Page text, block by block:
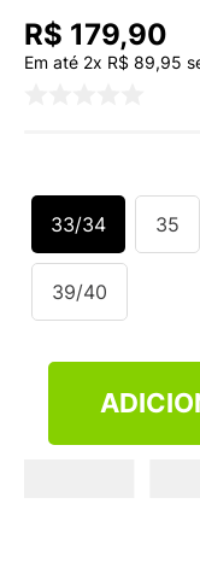
R$ 179,90
Em até 2x R$ 89,95
33/34 35
39/40